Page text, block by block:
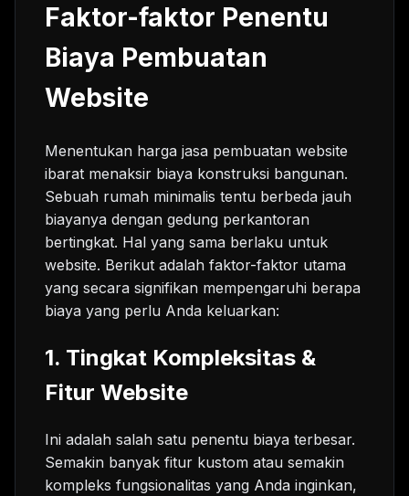
Faktor-faktor Penentu
Biaya Pembuatan
Website
Menentukan harga jasa pembuatan website
ibarat menaksir biaya konstruksi bangunan.
Sebuah rumah minimalis tentu berbeda jauh
biayanya dengan gedung perkantoran
bertingkat. Hal yang sama berlaku untuk
website. Berikut adalah faktor-faktor utama
yang secara signifikan mempengaruhi berapa
biaya yang perlu Anda keluarkan:
1. Tingkat Kompleksitas &
Fitur Website
Ini adalah salah satu penentu biaya terbesar.
Semakin banyak fitur kustom atau semakin
kompleks fungsionalitas yang Anda inginkan,